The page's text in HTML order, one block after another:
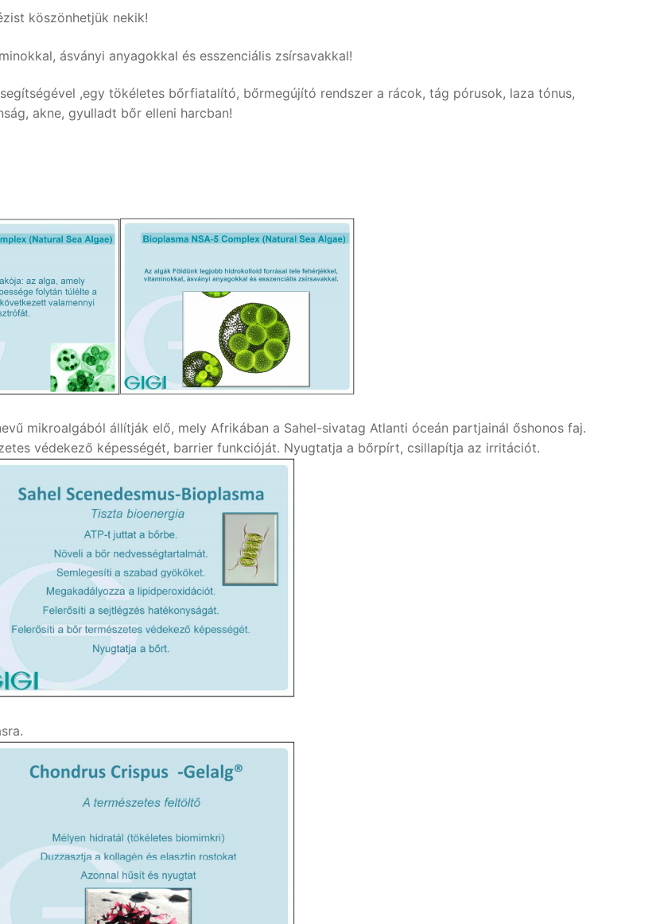
köszönhetjük nekik!
ásványi anyagokkal és esszenciális zsírsavakkal!
,egy tökéletes bőrfiatalító, bőrmegújító rendszer a rácok, tág pórusok, laza tónus,
akne, gyulladt bőr elleni harcban!
mikroalgából állítják elő, mely Afrikában a Sahel-sivatag Atlanti óceán partjainál őshonos faj.
védekező képességét, barrier funkcióját. Nyugtatja a bőrpírt, csillapítja az irritációt.